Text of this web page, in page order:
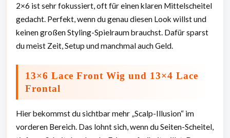
2×6 ist sehr fokussiert, oft für einen klaren Mittelscheitel
gedacht. Perfekt, wenn du genau diesen Look willst und
keinen großen Styling-Spielraum brauchst. Dafür sparst
du meist Zeit, Setup und manchmal auch Geld.
13×6 Lace Front Wig und 13×4 Lace
Frontal
Hier bekommst du sichtbar mehr „Scalp-Illusion“ im
vorderen Bereich. Das lohnt sich, wenn du Seiten-Scheitel,